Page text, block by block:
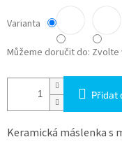
Varianta
Můžeme doručit do: Zvolte
Přidat
Keramická máslenka s